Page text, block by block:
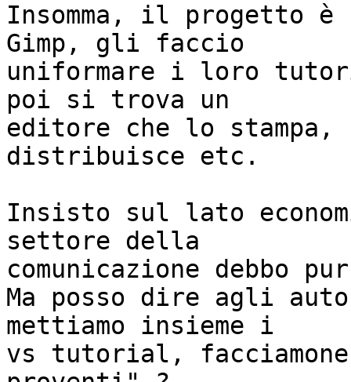
Insomma, il progetto
Gimp, gli faccio
uniformare i loro
poi si trova un
editore che lo stampa,
distribuisce etc.
Insisto sul lato
settore della
comunicazione debbo
Ma posso dire agli
mettiamo insieme i
vs tutorial,